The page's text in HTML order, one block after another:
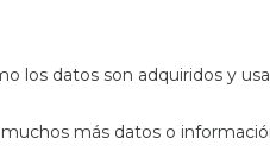
los datos son adquiridos y
más datos o